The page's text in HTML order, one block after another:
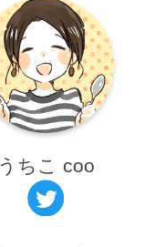
うちこ coo